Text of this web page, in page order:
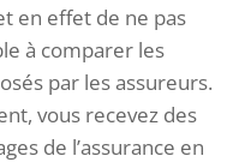
en effet de ne pas
à comparer les
par les assureurs.
vous recevez des
de l’assurance en